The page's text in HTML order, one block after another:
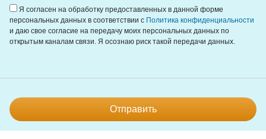
Я согласен на обработку предоставленных в данной форме
персональных данных в соответствии с Политика конфиденциальности
и даю свое согласие на передачу моих персональных данных по
открытым каналам связи. Я осознаю риск такой передачи данных.
Отправить